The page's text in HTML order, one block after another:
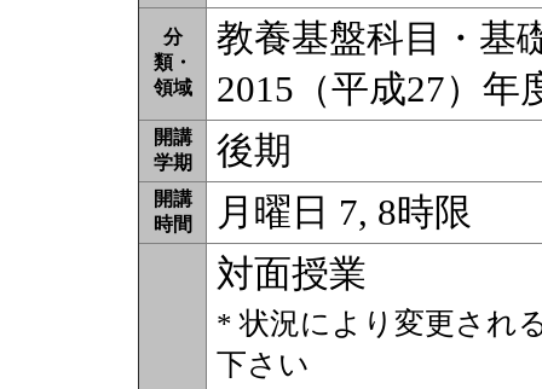
分
類・
領域
教養基盤科目・基
2015（平成27）年
開講
学期
後期
開講
時間
月曜日 7, 8時限
対面授業
* 状況により変更され
下さい